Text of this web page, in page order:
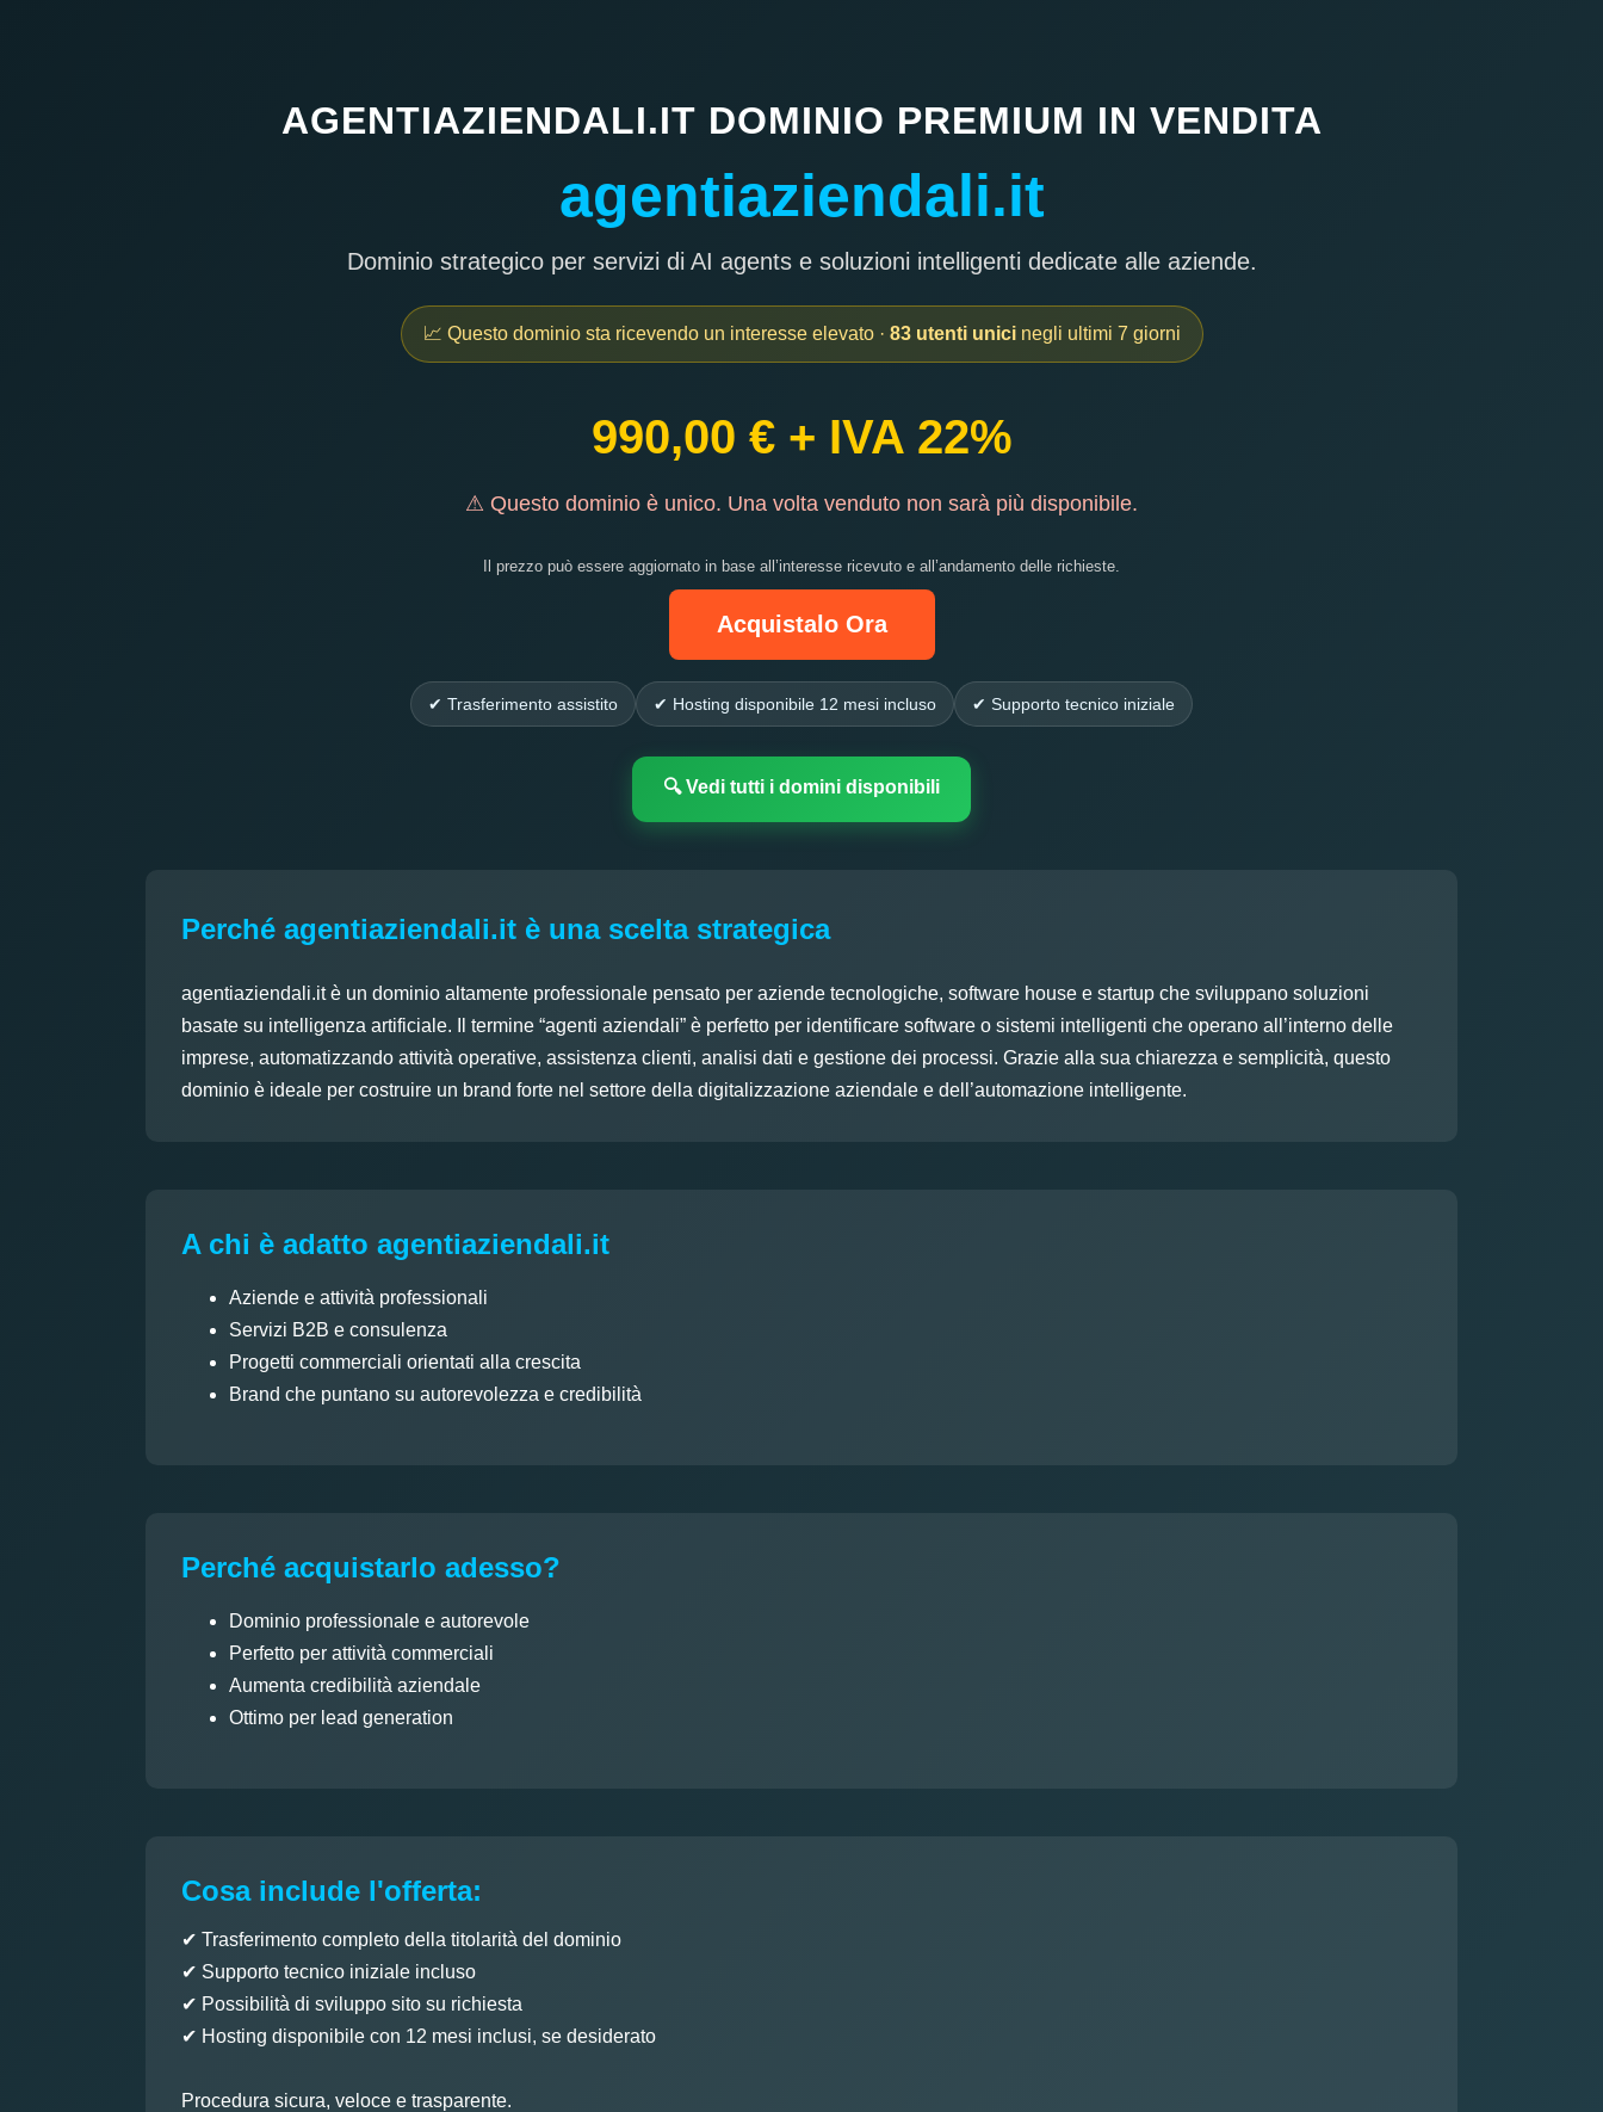
AGENTIAZIENDALI.IT DOMINIO PREMIUM IN VENDITA
agentiaziendali.it
Dominio strategico per servizi di AI agents e soluzioni intelligenti dedicate alle aziende.
📈 Questo dominio sta ricevendo un interesse elevato · 83 utenti unicinegli ultimi 7 giorni
990,00 € + IVA 22%
⚠ Questo dominio è unico. Una volta venduto non sarà più disponibile.
Il prezzo può essere aggiornato in base all’interesse ricevuto e all’andamento delle richieste.
Acquistalo Ora
✔ Trasferimento assistito ✔ Hosting disponibile 12 mesi incluso ✔ Supporto tecnico iniziale
🔍 Vedi tutti i domini disponibili
Perché agentiaziendali.it è una scelta strategica
agentiaziendali.it è un dominio altamente professionale pensato per aziende tecnologiche, software house e startup che sviluppano soluzioni
basate su intelligenza artificiale. Il termine “agenti aziendali” è perfetto per identificare software o sistemi intelligenti che operano all’interno delle
imprese, automatizzando attività operative, assistenza clienti, analisi dati e gestione dei processi. Grazie alla sua chiarezza e semplicità, questo
dominio è ideale per costruire un brand forte nel settore della digitalizzazione aziendale e dell’automazione intelligente.
A chi è adatto agentiaziendali.it
Aziende e attività professionali
Servizi B2B e consulenza
Progetti commerciali orientati alla crescita
Brand che puntano su autorevolezza e credibilità
Perché acquistarlo adesso?
Dominio professionale e autorevole
Perfetto per attività commerciali
Aumenta credibilità aziendale
Ottimo per lead generation
Cosa include l'offerta:
✔ Trasferimento completo della titolarità del dominio
✔ Supporto tecnico iniziale incluso
✔ Possibilità di sviluppo sito su richiesta
✔ Hosting disponibile con 12 mesi inclusi, se desiderato
Procedura sicura, veloce e trasparente.